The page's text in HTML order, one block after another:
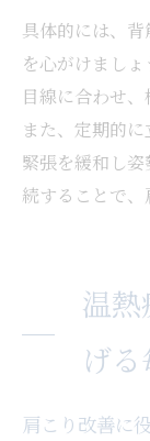
具体的には、
を心がけまし
目線に合わせ
また、定期的
緊張を緩和し
続することで、
温熱
げ
肩こり改善に